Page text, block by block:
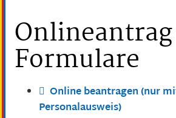
Formulare
Online beantragen (nur
Personalausweis)